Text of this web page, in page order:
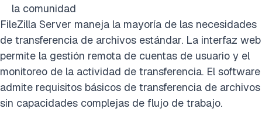
la comunidad
FileZilla Server maneja la mayoría de las necesidades
de transferencia de archivos estándar. La interfaz web
permite la gestión remota de cuentas de usuario y el
monitoreo de la actividad de transferencia. El software
admite requisitos básicos de transferencia de archivos
sin capacidades complejas de flujo de trabajo.